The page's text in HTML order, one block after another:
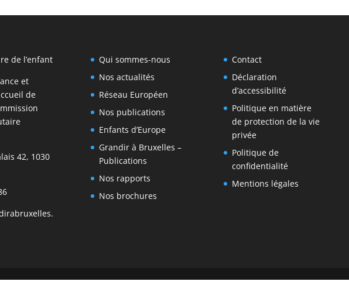
de l’enfant
et
de
42, 1030
Qui sommes-nous
Nos actualités
Réseau Européen
Nos publications
Enfants d’Europe
Grandir à Bruxelles –
Publications
Nos rapports
Nos brochures
Contact
Déclaration
d’accessibilité
Politique en matière
de protection de la vie
privée
Politique de
confidentialité
Mentions légales